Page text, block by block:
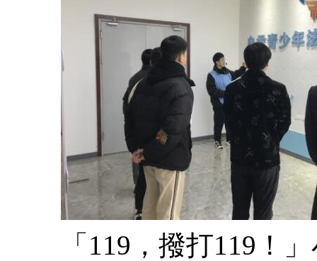
「119，撥打119！」